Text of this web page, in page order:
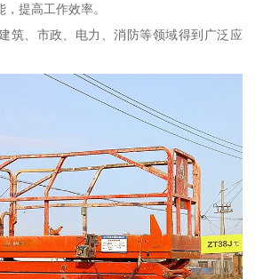
提高工作效率。
筑、市政、电力、消防等领域得到广泛应